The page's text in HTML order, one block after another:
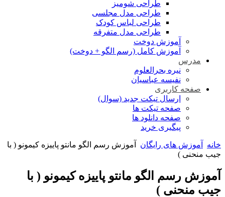
طراحی شومیز
طراحی مدل مجلسی
طراحی لباس کودک
طراحی مدل متفرقه
آموزش دوخت
آموزش کامل (رسم الگو + دوخت)
مدرس
نیره بحرالعلوم
نفیسه عباسیان
صفحه کاربری
ارسال تیکت جدید (سوال)
صفحه تیکت ها
صفحه دانلود ها
پیگیری خرید
خانه آموزش های رایگان
آموزش رسم الگو مانتو پاییزه کیمونو ( با
جیب منحنی )
آموزش رسم الگو مانتو پاییزه کیمونو ( با
جیب منحنی )